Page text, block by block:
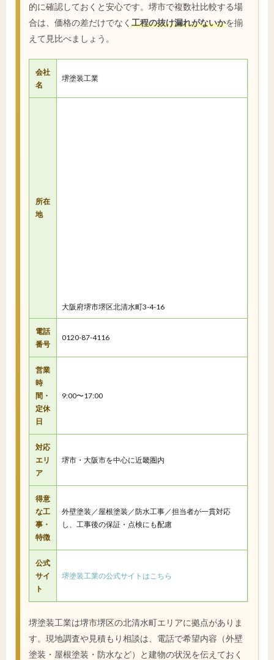
的に確認しておくと安心です。堺市で複数社比較する場
合は、価格の差だけでなく 工程の抜け漏れがないかを揃
えて見比べましょう。
会社
名
堺塗装工業
所在
地
大阪府堺市堺区北清水町3-4-16
電話
番号
0120-87-4116
営業
時
間・
定休
日
9:00〜17:00
対応
エリ
ア
堺市・大阪市を中心に近畿圏内
得意
な工
事・
特徴
外壁塗装／屋根塗装／防水工事／担当者が一貫対応
し、工事後の保証・点検にも配慮
公式
サイ
ト
堺塗装工業の公式サイトはこちら
堺塗装工業は堺市堺区の北清水町エリアに拠点がありま
す。現地調査や見積もり相談は、電話で希望内容（外壁
塗装・屋根塗装・防水など）と建物の状況を伝えておく